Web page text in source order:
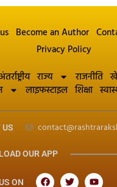
Become an Author
Privacy Policy
अंतर्राष्ट्रीय राज्य राजनीति
लाइफस्टाइल शिक्षा
US
OUR APP
ON